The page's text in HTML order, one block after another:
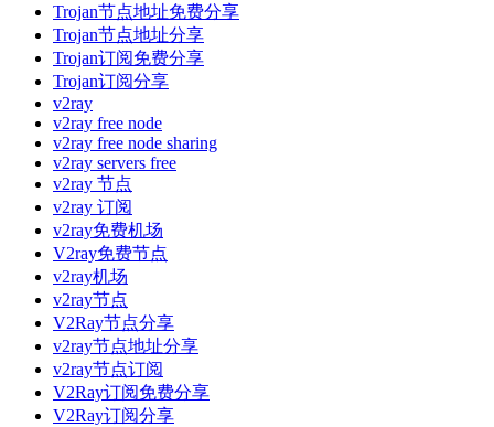
Trojan节点地址免费分享
Trojan节点地址分享
Trojan订阅免费分享
Trojan订阅分享
v2ray
v2ray free node
v2ray free node sharing
v2ray servers free
v2ray 节点
v2ray 订阅
v2ray免费机场
V2ray免费节点
v2ray机场
v2ray节点
V2Ray节点分享
v2ray节点地址分享
v2ray节点订阅
V2Ray订阅免费分享
V2Ray订阅分享